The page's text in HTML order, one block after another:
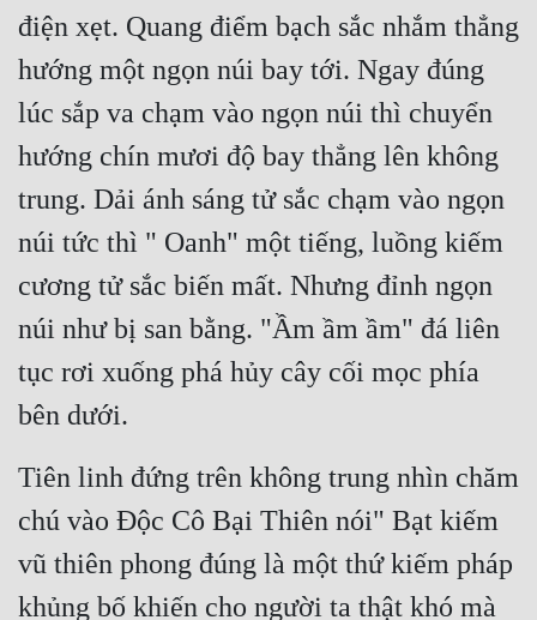
điện xẹt. Quang điểm bạch sắc nhắm thẳng
hướng một ngọn núi bay tới. Ngay đúng
lúc sắp va chạm vào ngọn núi thì chuyển
hướng chín mươi độ bay thẳng lên không
trung. Dải ánh sáng tử sắc chạm vào ngọn
núi tức thì " Oanh" một tiếng, luồng kiếm
cương tử sắc biến mất. Nhưng đỉnh ngọn
núi như bị san bằng. "Ầm ầm ầm" đá liên
tục rơi xuống phá hủy cây cối mọc phía
bên dưới.
Tiên linh đứng trên không trung nhìn chăm
chú vào Độc Cô Bại Thiên nói" Bạt kiếm
vũ thiên phong đúng là một thứ kiếm pháp
khủng bố khiến cho người ta thật khó mà